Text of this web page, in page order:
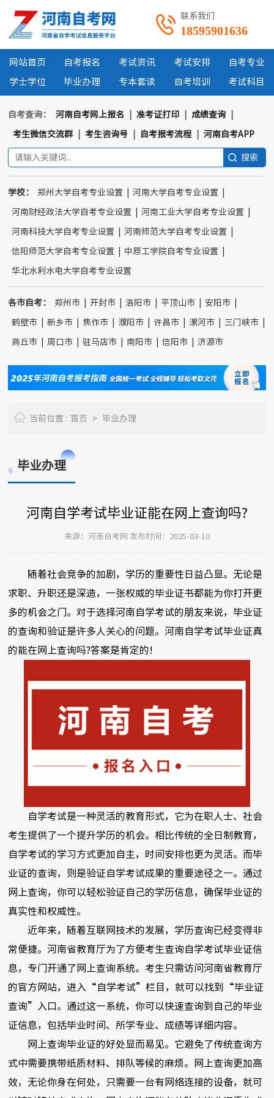
联系我们
18595901636
网站首页 自考报名 考试资讯 考试安排 自考专业
学士学位 毕业办理 专本套读 自考培训 考试科目
自考查询： 河南自考网上报名 准考证打印 成绩查询
考生微信交流群 考生咨询号 自考报考流程 河南自考APP
学校： 郑州大学自考专业设置 河南大学自考专业设置
河南财经政法大学自考专业设置 河南工业大学自考专业设置
河南科技大学自考专业设置 河南师范大学自考专业设置
信阳师范大学自考专业设置 中原工学院自考专业设置
华北水利水电大学自考专业设置
各市自考： 郑州市 开封市 洛阳市 平顶山市 安阳市
鹤壁市 新乡市 焦作市 濮阳市 许昌市 漯河市 三门峡市
商丘市 周口市 驻马店市 南阳市 信阳市 济源市
当前位置 : 首页 > 毕业办理
毕业办理
河南自学考试毕业证能在网上查询吗?
来源：河南自考网 发布时间：2025-03-10
随着社会竞争的加剧，学历的重要性日益凸显。无论是
求职、升职还是深造，一张权威的毕业证书都能为你打开更
多的机会之门。对于选择河南自学考试的朋友来说，毕业证
的查询和验证是许多人关心的问题。河南自学考试毕业证真
的能在网上查询吗?答案是肯定的!
自学考试是一种灵活的教育形式，它为在职人士、社会
考生提供了一个提升学历的机会。相比传统的全日制教育，
自学考试的学习方式更加自主，时间安排也更为灵活。而毕
业证的查询，则是验证自学考试成果的重要途径之一。通过
网上查询，你可以轻松验证自己的学历信息，确保毕业证的
真实性和权威性。
近年来，随着互联网技术的发展，学历查询已经变得非
常便捷。河南省教育厅为了方便考生查询自学考试毕业证信
息，专门开通了网上查询系统。考生只需访问河南省教育厅
的官方网站，进入“自学考试”栏目，就可以找到“毕业证
查询”入口。通过这一系统，你可以快速查询到自己的毕业
证信息，包括毕业时间、所学专业、成绩等详细内容。
网上查询毕业证的好处显而易见。它避免了传统查询方
式中需要携带纸质材料、排队等候的麻烦。网上查询更加高
效，无论你身在何处，只需要一台有网络连接的设备，就可